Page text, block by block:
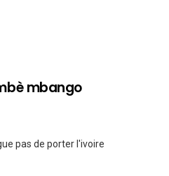
mbango
pas de porter l'ivoire